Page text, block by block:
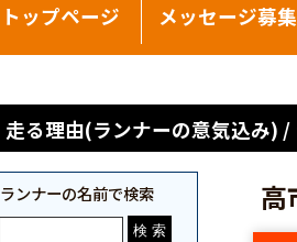
トップページ メッセージ募集
走る理由(ランナーの意気込み) /
ランナーの名前で検索